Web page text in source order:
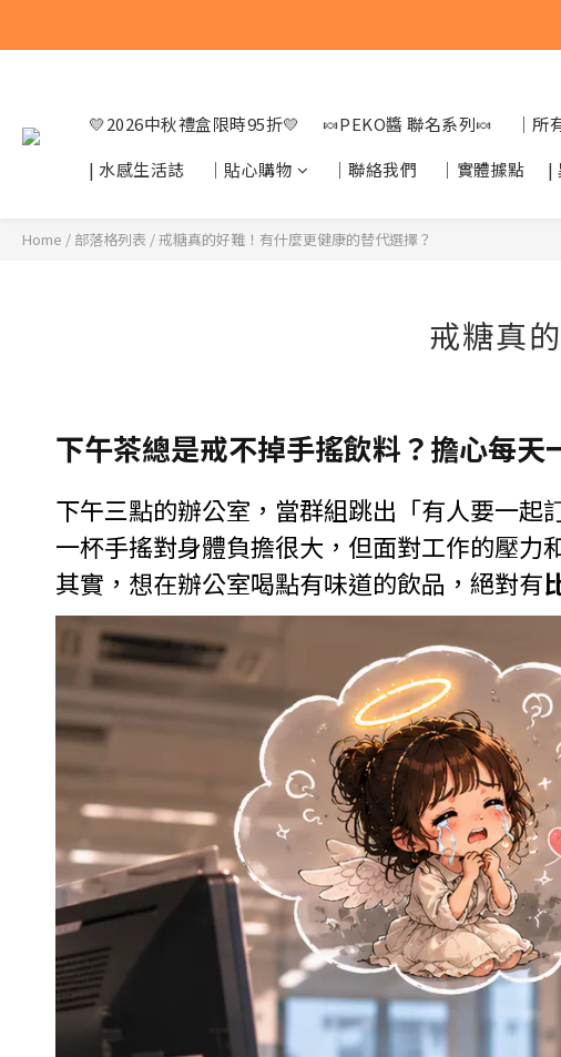
💛2026中秋禮盒限時95折💛 🍬PEKO醬 聯名系列🍬 ｜所
| 水感生活誌
｜貼心購物 ｜聯絡我們 ｜實體據點 |
Home / 部落格列表 /戒糖真的好難！有什麼更健康的替代選擇？
戒糖真
下午茶總是戒不掉手搖飲料？擔心每
下午三點的辦公室，當群組跳出「有人要一
一杯手搖對身體負擔很大，但面對工作的壓
其實，想在辦公室喝點有味道的飲品，絕對有